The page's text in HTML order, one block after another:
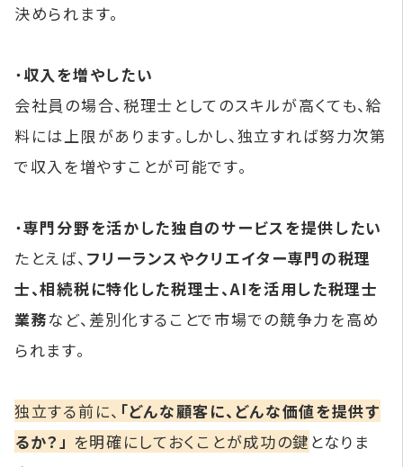
決められます。
・収入を増やしたい
会社員の場合、税理士としてのスキルが高くても、給
料には上限があります。しかし、独立すれば努力次第
で収入を増やすことが可能です。
・専門分野を活かした独自のサービスを提供したい
たとえば、 フリーランスやクリエイター専門の税理
士、相続税に特化した税理士、AIを活用した税理士
業務など、差別化することで市場での競争力を高め
られます。
独立する前に、 「どんな顧客に、どんな価値を提供す
るか？」 を明確にしておくことが成功の鍵 となりま